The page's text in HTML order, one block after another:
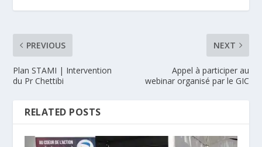
PREVIOUS
Plan STAMI | Intervention
du Pr Chettibi
NEXT
Appel à participer au
webinar organisé par le GIC
RELATED POSTS